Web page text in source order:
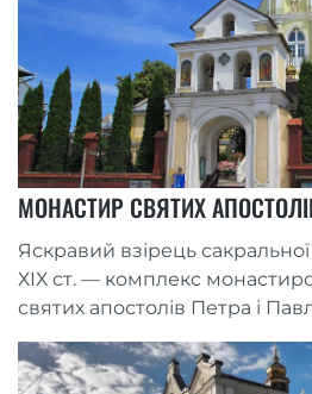
МОНАСТИР СВЯТИХ
Яскравий взірець сакральної
ХІХ ст. — комплекс
святих апостолів Петра і